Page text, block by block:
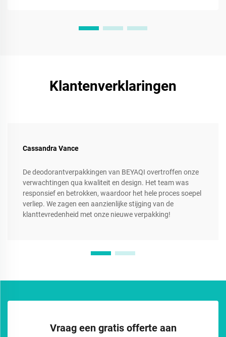
Klantenverklaringen
Cassandra Vance
De deodorantverpakkingen van BEYAQI overtroffen onze
verwachtingen qua kwaliteit en design. Het team was
responsief en betrokken, waardoor het hele proces soepel
verliep. We zagen een aanzienlijke stijging van de
klanttevredenheid met onze nieuwe verpakking!
Vraag een gratis offerte aan